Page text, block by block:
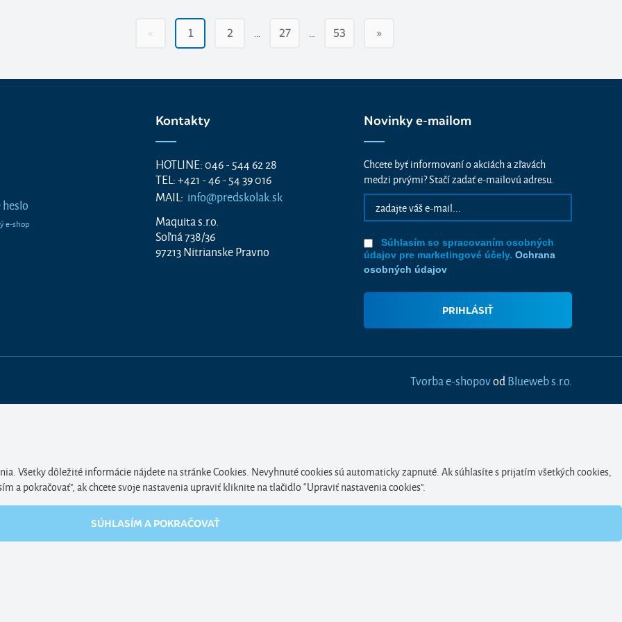
« 1 2 … 27 … 53 »
Kontakty
HOTLINE: 046 - 544 62 28
TEL: +421 - 46 - 54 39 016
MAIL: info@predskolak.sk
Maquita s.r.o.
Soľná 738/36
97213 Nitrianske Pravno
Novinky e-mailom
Chcete byť informovaní o akciách a zľavách
medzi prvými? Stačí zadať e-mailovú adresu.
Súhlasím so spracovaním osobných
údajov pre marketingové účely. Ochrana
osobných údajov
Tvorba e-shopovod Blueweb s.r.o.
Všetky dôležité informácie nájdete na stránke Cookies. Nevyhnuté cookies sú automaticky zapnuté. Ak súhlasíte s prijatím všetkých cookies,
a pokračovať", ak chcete svoje nastavenia upraviť kliknite na tlačidlo “Upraviť nastavenia cookies".
SÚHLASÍM A POKRAČOVAŤ